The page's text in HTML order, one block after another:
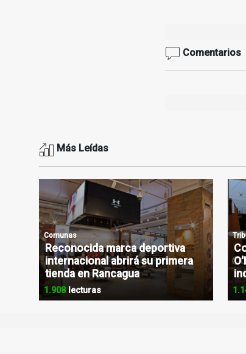
Comentarios
Más Leídas
Comunas
Reconocida marca deportiva
internacional abrirá su primera
tienda en Rancagua
1.908lecturas